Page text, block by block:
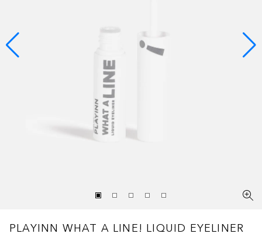
PLAYINN WHAT A LINE! LIQUID EYELINER